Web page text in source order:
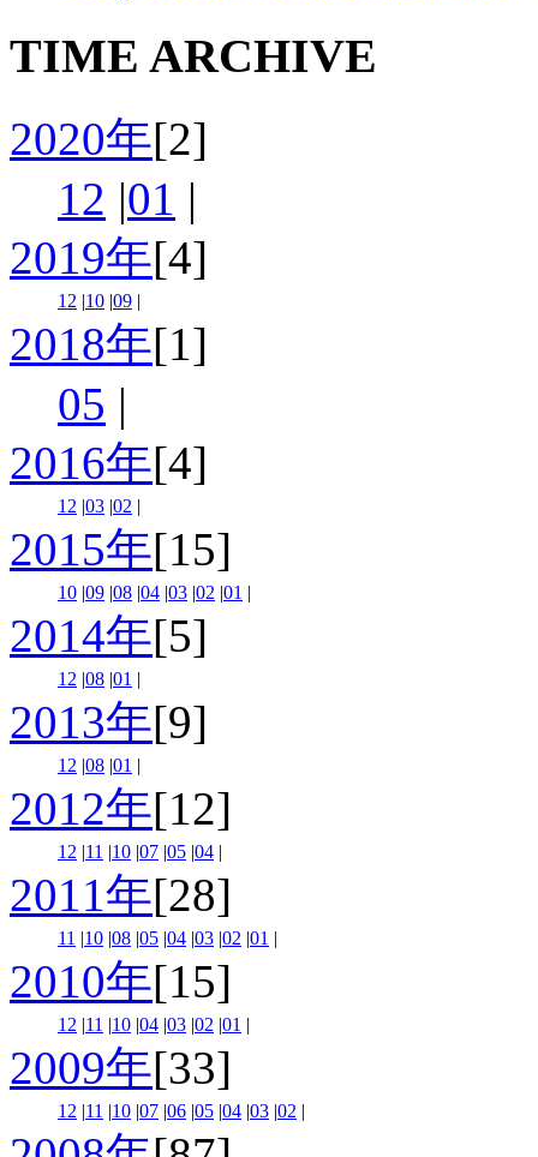
TIME ARCHIVE
2020年[2]
12 |01 |
2019年[4]
12 |10 |09 |
2018年[1]
05 |
2016年[4]
12 |03 |02 |
2015年[15]
10 |09 |08 |04 |03 |02 |01 |
2014年[5]
12 |08 |01 |
2013年[9]
12 |08 |01 |
2012年[12]
12 |11 |10 |07 |05 |04 |
2011年[28]
11 |10 |08 |05 |04 |03 |02 |01 |
2010年[15]
12 |11 |10 |04 |03 |02 |01 |
2009年[33]
12 |11 |10 |07 |06 |05 |04 |03 |02 |